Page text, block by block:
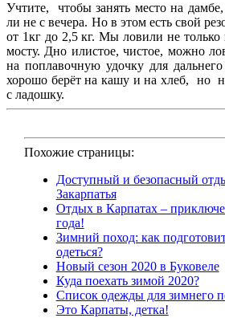
Учтите, чтобы занять место на
ли не с вечера. Но в этом есть свой
от 1кг до 2,5 кг. Мы ловили не
мосту. Дно илистое, чистое, можно
на поплавочную удочку для
хорошо берёт на кашу и на хлеб, но
с ладошку.
Похожие страницы:
Доступный и безопасный
Закарпатья
Отдых в Карпатах –
года!
Зимний поход: как
одеться?
Новый сезон 2020 в Буковеле
Куда поехать зимой 2020?
Список одежды для зимнего
Это Карпаты, детка!